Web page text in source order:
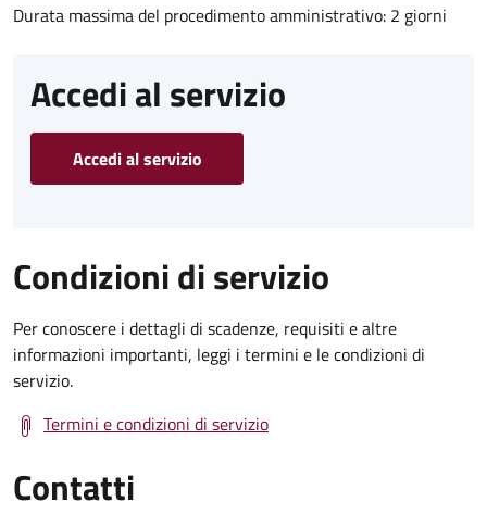
Durata massima del procedimento amministrativo: 2 giorni
Accedi al servizio
Accedi al servizio
Condizioni di servizio
Per conoscere i dettagli di scadenze, requisiti e altre
informazioni importanti, leggi i termini e le condizioni di
servizio.
Termini e condizioni di servizio
Contatti